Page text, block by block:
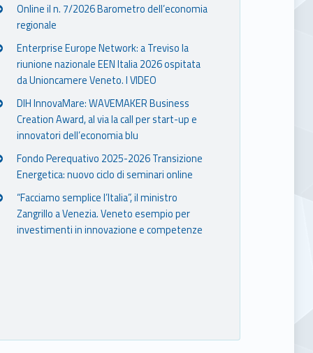
Online il n. 7/2026 Barometro dell’economia
regionale
Enterprise Europe Network: a Treviso la
riunione nazionale EEN Italia 2026 ospitata
da Unioncamere Veneto. I VIDEO
DIH InnovaMare: WAVEMAKER Business
Creation Award, al via la call per start-up e
innovatori dell’economia blu
Fondo Perequativo 2025-2026 Transizione
Energetica: nuovo ciclo di seminari online
“Facciamo semplice l’Italia”, il ministro
Zangrillo a Venezia. Veneto esempio per
investimenti in innovazione e competenze